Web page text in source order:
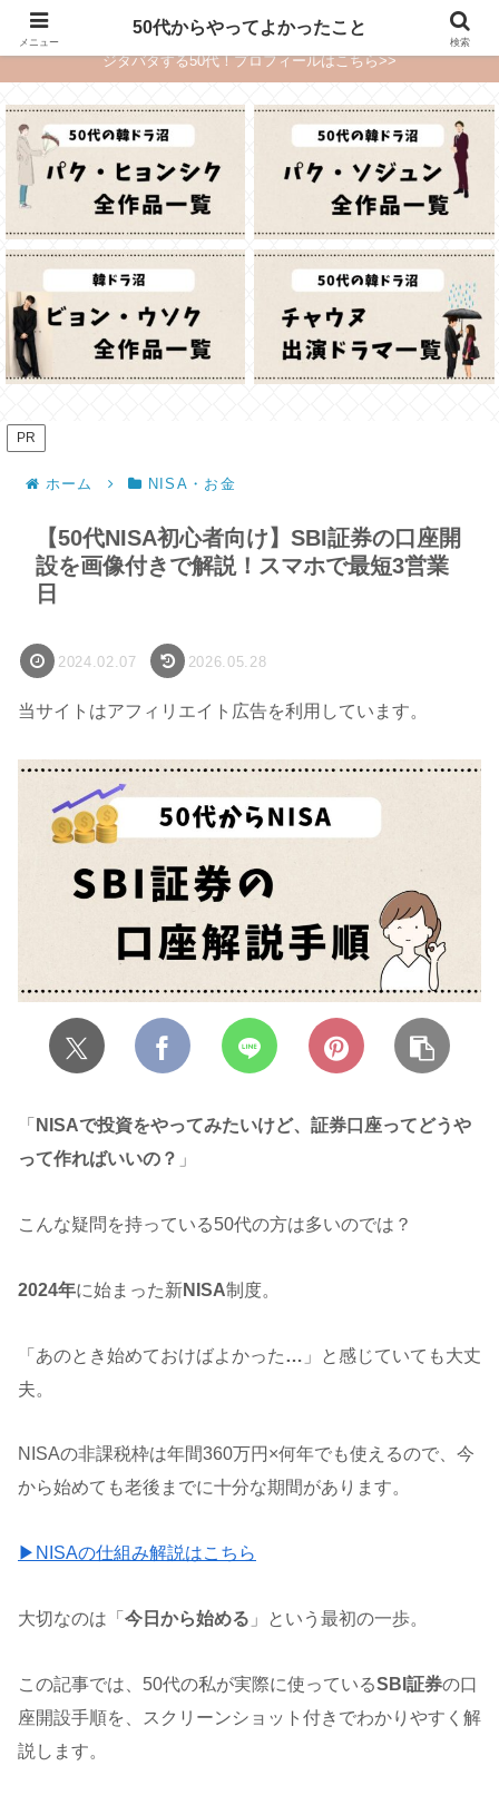
〜韓ドラ沼・ご褒美旅・推しサービスで毎日が楽しくなる〜
ジタバタする50代！プロフィールはこちら>>
PR
ホーム NISA・お金
【50代NISA初心者向け】SBI証券の口座開
設を画像付きで解説！スマホで最短3営業
日
2024.02.07 2026.05.28
当サイトはアフィリエイト広告を利用しています。
「 NISAで投資をやってみたいけど、証券口座ってどうや
って作ればいいの？ 」
こんな疑問を持っている50代の方は多いのでは？
2024年に始まった新NISA制度。
「あのとき始めておけばよかった… 」と感じていても大丈
夫。
NISAの非課税枠は年間360万円×何年でも使えるので、今
から始めても老後までに十分な期間があります。
▶NISAの仕組み解説はこちら
大切なのは「 今日から始める 」という最初の一歩。
この記事では、50代の私が実際に使っているSBI証券の口
座開設手順を、スクリーンショット付きでわかりやすく解
説します。
メニュー
50代からやってよかったこと
検索